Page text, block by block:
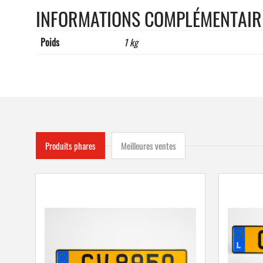
INFORMATIONS
Poids 1 kg
Produits phares Meilleures ventes